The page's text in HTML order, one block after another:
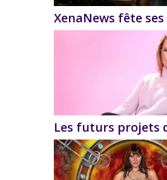
XenaNews fête ses
Les futurs projets